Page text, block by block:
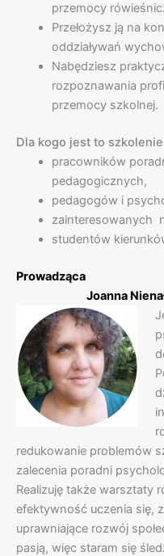
przemocy
Przełożysz ją na
oddziaływań
Nabędziesz
rozpoznawania
przemocy szkolnej.
Dla kogo jest to szkolenie
pracowników
pedagogicznych,
pedagogów i
zainteresowanych
studentów
Prowadząca
Joanna
redukowanie problemów
zalecenia poradni
Realizuję także warsztaty
efektywność uczenia się,
uprawniające rozwój
pasją, więc staram się